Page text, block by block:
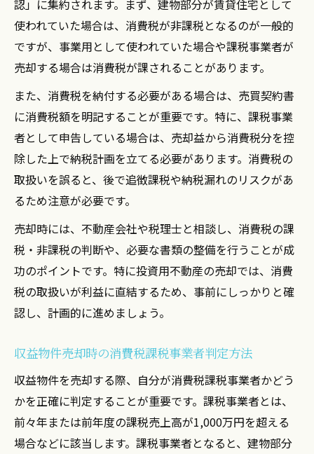
認」に集約されます。まず、建物部分が賃貸住宅として
使われていた場合は、消費税が非課税となるのが一般的
ですが、事業用として使われていた場合や課税事業者が
売却する場合は消費税が課されることがあります。
また、消費税を納付する必要がある場合は、売買契約書
に消費税額を明記することが重要です。特に、課税事業
者として申告している場合は、売却益から消費税分を控
除した上で納税計画を立てる必要があります。消費税の
取扱いを誤ると、後で追徴課税や納税漏れのリスクがあ
るため注意が必要です。
売却時には、不動産会社や税理士と相談し、消費税の課
税・非課税の判断や、必要な書類の整備を行うことが成
功のポイントです。特に投資用不動産の売却では、消費
税の取扱いが利益に直結するため、事前にしっかりと確
認し、計画的に進めましょう。
収益物件売却時の消費税課税事業者判定方法
収益物件を売却する際、自分が消費税課税事業者かどう
かを正確に判定することが重要です。課税事業者とは、
前々年または前年度の課税売上高が1,000万円を超える
場合などに該当します。課税事業者となると、建物部分